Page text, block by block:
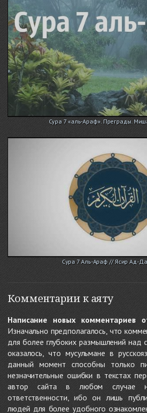
Сура 7 «аль-Араф». Преграды.
Сура 7 Аль-Араф // Ясир Ад-
Комментарии к аяту
Написание новых комментариев
Изначально предполагалось, что
для более глубоких размышлений над
оказалось, что мусульмане в
данный момент способны только
незначительные ошибки в текстах
автор сайта в любом случае
ответственности, ибо он лишь
людей для более удобного